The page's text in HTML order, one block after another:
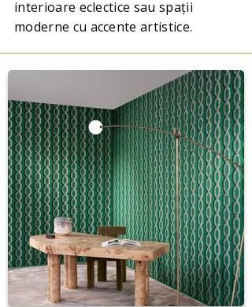
interioare eclectice sau spații
moderne cu accente artistice.